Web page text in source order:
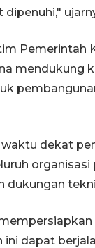
mendukung
dekat
dukungan
ini dapat